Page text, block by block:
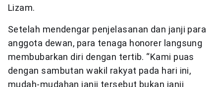
Lizam.
Setelah mendengar penjelasanan dan janji para
anggota dewan, para tenaga honorer langsung
membubarkan diri dengan tertib. “Kami puas
dengan sambutan wakil rakyat pada hari ini,
mudah-mudahan janji tersebut bukan janji